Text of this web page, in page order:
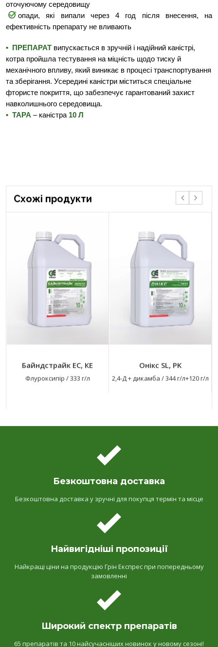
оточуючому середовищу
опади, які випали через 4 год після внесення, на
ефективність препарату не вливають
• ПРЕПАРАТ випускається в зручній і надійний каністрі,
котра пройшла тестування на міцність щодо тиску й
механічного впливу, який виникає в процесі транспортування
та зберiгання. Усередині каністри міститься спеціальне
фтористе покриття, що забезпечує гарантований захист
навколишнього середовища.
• ТАРА – каністра 10 Л
Cхожі продукти
Байндстрайк ЕС, КЕ
Флуроксипір / 333 г/л
Онікс SL, PK
2,4-Д + дикамба / 344 г/л+120 г/л
Безкоштовна доставка
Безкоштовна доставка у зручні для покупця термін та місце
Найвигідніші пропозиції
Найкращі ціни на продукцію Грін Експрес при попередньому
замовленні
Широкий спектр препаратів
65 препаратів та 10 найсучасніших новинок у новому сезоні!